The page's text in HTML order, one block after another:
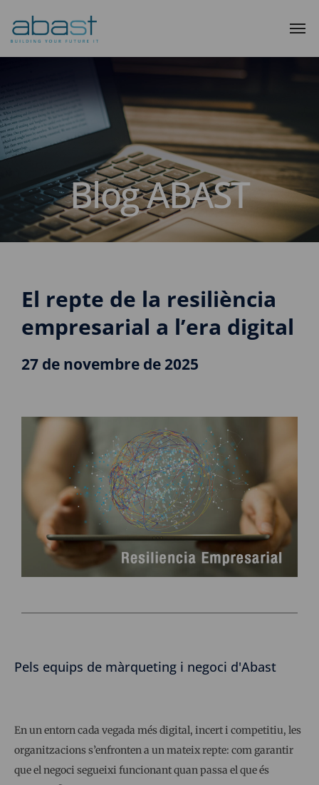
Blog ABAST
El repte de la resiliència
empresarial a l’era digital
27 de novembre de 2025
Pels equips de màrqueting i negoci d'Abast
En un entorn cada vegada més digital, incert i competitiu, les
organitzacions s’enfronten a un mateix repte: com garantir
que el negoci segueixi funcionant quan passa el que és